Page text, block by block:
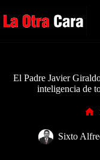
al
contenido
El Padre Javier
inteligencia de
Sixto